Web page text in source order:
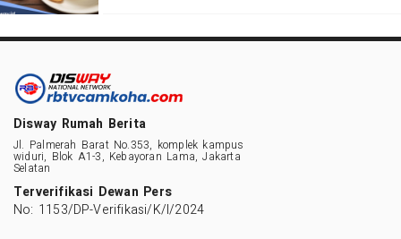
Disway Rumah Berita
Jl. Palmerah Barat No.353, komplek kampus
widuri, Blok A1-3, Kebayoran Lama, Jakarta
Selatan
Terverifikasi Dewan Pers
No: 1153/DP-Verifikasi/K/I/2024